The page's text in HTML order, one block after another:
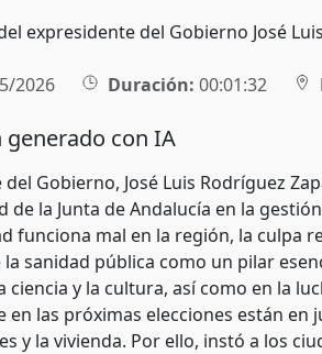
expresidente del Gobierno José
2026 Duración: 00:01:32
generado con IA
del Gobierno, José Luis Rodríguez
de la Junta de Andalucía en la
funciona mal en la región, la culpa
sanidad pública como un pilar
ciencia y la cultura, así como en la
en las próximas elecciones están
y la vivienda. Por ello, instó a los